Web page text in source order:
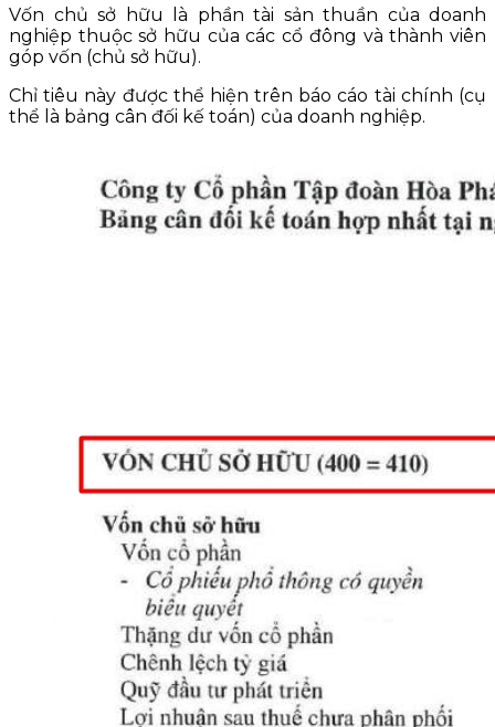
Vốn chủ sở hữu là phần tài sản thuần của doanh
nghiệp thuộc sở hữu của các cổ đông và thành viên
góp vốn (chủ sở hữu).
Chỉ tiêu này được thể hiện trên báo cáo tài chính (cụ
thể là bảng cân đối kế toán) của doanh nghiệp.